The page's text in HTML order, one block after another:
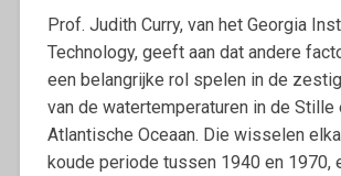
Prof. Judith Curry, van het Georgia
Technology, geeft aan dat andere
een belangrijke rol spelen in de
van de watertemperaturen in de Stille
Atlantische Oceaan. Die wisselen
koude periode tussen 1940 en 1970,